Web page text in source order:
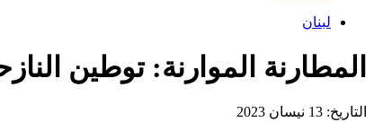
لبنان
المطارنة الموارنة: توطين
التاريخ: 13 نيسان 2023